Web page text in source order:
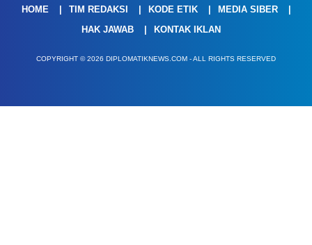
HOME TIM REDAKSI KODE ETIK
MEDIA SIBER
HAK JAWAB
KONTAK IKLAN
COPYRIGHT © 2026 DIPLOMATIKNEWS.COM - ALL RIGHTS RESERVED